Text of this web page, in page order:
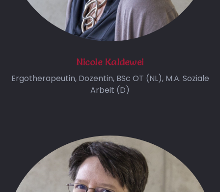
Nicole Kaldewei
Ergotherapeutin, Dozentin, BSc OT (NL), M.A. Soziale
Arbeit (D)